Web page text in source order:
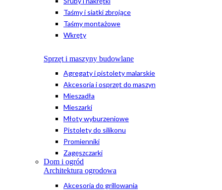
Taśmy i siatki zbrojące
Taśmy montażowe
Wkręty
Sprzęt i maszyny budowlane
Agregaty i pistolety malarskie
Akcesoria i osprzęt do maszyn
Mieszadła
Mieszarki
Młoty wyburzeniowe
Pistolety do silikonu
Promienniki
Zagęszczarki
Dom i ogród
Architektura ogrodowa
Akcesoria do grillowania